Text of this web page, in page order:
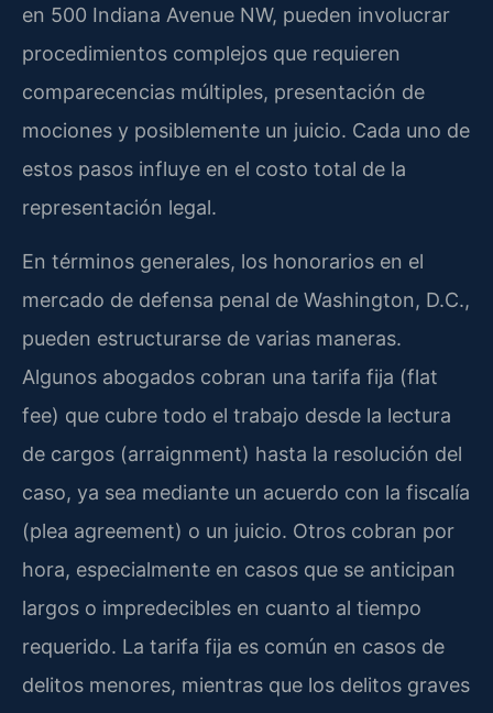
en 500 Indiana Avenue NW, pueden involucrar
procedimientos complejos que requieren
comparecencias múltiples, presentación de
mociones y posiblemente un juicio. Cada uno de
estos pasos influye en el costo total de la
representación legal.
En términos generales, los honorarios en el
mercado de defensa penal de Washington, D.C.,
pueden estructurarse de varias maneras.
Algunos abogados cobran una tarifa fija (flat
fee) que cubre todo el trabajo desde la lectura
de cargos (arraignment) hasta la resolución del
caso, ya sea mediante un acuerdo con la fiscalía
(plea agreement) o un juicio. Otros cobran por
hora, especialmente en casos que se anticipan
largos o impredecibles en cuanto al tiempo
requerido. La tarifa fija es común en casos de
delitos menores, mientras que los delitos graves